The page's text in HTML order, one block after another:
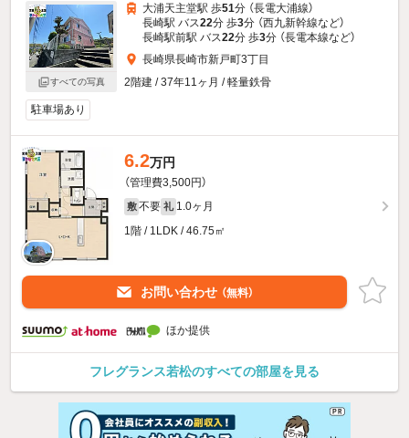
すべての写真
大浦天主堂駅 歩51分 （長電大浦線）
長崎駅 バス22分 歩3分 （西九新幹線など）
長崎駅前駅 バス22分 歩3分 （長電本線など）
長崎県長崎市新戸町3丁目
2階建 / 37年11ヶ月 / 軽量鉄骨
駐車場あり
6.2万円
（管理費3,500円）
敷 不要 礼 1.0ヶ月
1階 / 1LDK / 46.75㎡
お問い合わせ （無料）
ほか提供
フレグランス若松のすべての部屋を見る